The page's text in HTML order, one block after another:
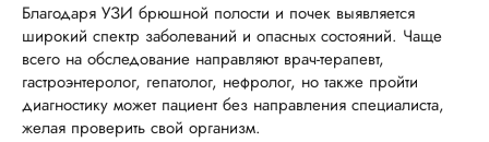
ОБ УСЛУГЕ
ГОРЯЧАЯ ЛИНИЯ КАЧЕСТВА
Благодаря УЗИ брюшной полости и почек выявляется
широкий спектр заболеваний и опасных состояний. Чаще
всего на обследование направляют врач-терапевт,
гастроэнтеролог, гепатолог, нефролог, но также пройти
диагностику может пациент без направления специалиста,
желая проверить свой организм.